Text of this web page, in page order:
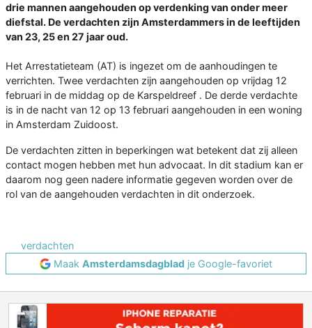
drie mannen aangehouden op verdenking van onder meer
diefstal. De verdachten zijn Amsterdammers in de leeftijden
van 23, 25 en 27 jaar oud.
Het Arrestatieteam (AT) is ingezet om de aanhoudingen te
verrichten. Twee verdachten zijn aangehouden op vrijdag 12
februari in de middag op de Karspeldreef . De derde verdachte
is in de nacht van 12 op 13 februari aangehouden in een woning
in Amsterdam Zuidoost.
De verdachten zitten in beperkingen wat betekent dat zij alleen
contact mogen hebben met hun advocaat. In dit stadium kan er
daarom nog geen nadere informatie gegeven worden over de
rol van de aangehouden verdachten in dit onderzoek.
verdachten
Maak Amsterdamsdagblad je Google-favoriet